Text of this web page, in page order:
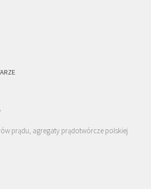
prądu, agregaty prądotwórcze polskiej